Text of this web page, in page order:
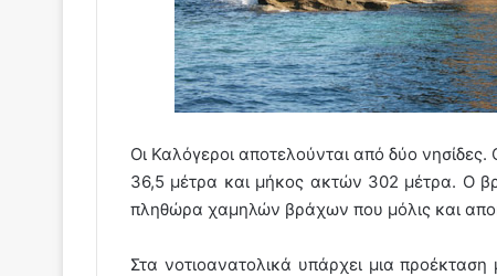
Οι Καλόγεροι αποτελούνται από δύο
36,5 μέτρα και μήκος ακτών 302 μέτρα. Ο
πληθώρα χαμηλών βράχων που μόλις και
Στα νοτιοανατολικά υπάρχει μια